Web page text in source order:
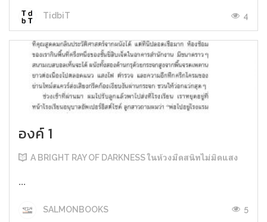
TidbiT 4
องค์ 1
A BRIGHT RAY OF DARKNESS ในห้วงมืดสนิทไม่มิดแสง
...
SALMONBOOKS 5